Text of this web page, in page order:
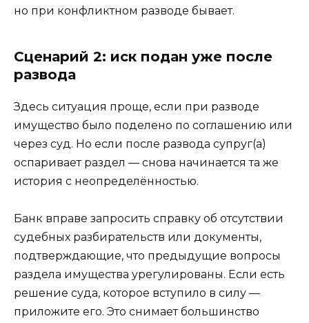
но при конфликтном разводе бывает.
Сценарий 2: иск подан уже после
развода
Здесь ситуация проще, если при разводе
имущество было поделено по соглашению или
через суд. Но если после развода супруг(а)
оспаривает раздел — снова начинается та же
история с неопределённостью.
Банк вправе запросить справку об отсутствии
судебных разбирательств или документы,
подтверждающие, что предыдущие вопросы
раздела имущества урегулированы. Если есть
решение суда, которое вступило в силу —
приложите его. Это снимает большинство